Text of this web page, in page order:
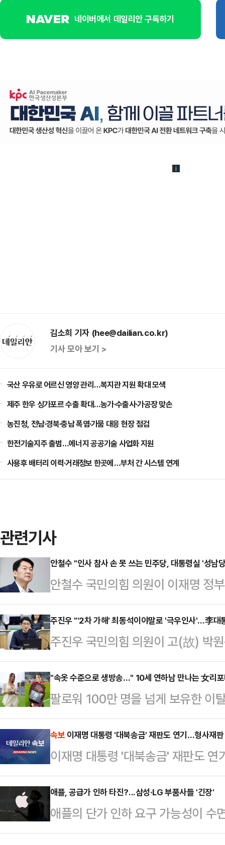
네이버에서 데일리안 구독하기
김소희 기자 (hee@dailian.co.kr)
기사 모아 보기 >
국산 우유로 어르신 영양 관리…복지관 지원 확대 모색
제주 한우 싱가포르 수출 확대…농가·수출사·가공장 맞손
농진청, 전남·경북·충남 폭염·가뭄 대응 현장 점검
한전기술지주 출범…에너지 공공기술 사업화 지원
사용후 배터리 이력·거래정보 한곳에…부처 간 시스템 연계
관련기사
안철수 "인사 참사 손 못 쓰는 민주당, 대통령실 '성남
안철수 국민의힘 의원이 이재명 정
사 손 못 쓰는 민주당, 대통령실은 '
의원은 22일 오전 페이스북을 통해
국 비호와 뒷수습밖에 없다"며 이
당의 모습이 처량하다"며 "계엄을
이 대통령의 통합행보라며 아부를
을 두고는 우물쭈물 이러지도 저러
다"고 지적했다.그러…
주진우 "'2차 가해' 최동석이야말로 '극우인사'…李대
주진우 국민의힘 의원이 고(故) 박
련해 '2차 가해 논란'을 일으킨 최동
극단 논란에 휩싸인 강준욱 국민통
향해 "인사 기준이 아예 없다"고 비
"최동석·강준욱을 임명함으로써 이
이 증명됐다"며 "강훈식 비서실장
를 알 법하다"고 지적했다.그는 "최
조건 권력자 입맛에 맞는…
"속옷 수준으로 생방송…" 10세 연하남 만나는 女리
팔로워 100만 명을 넘게 보유한 이
나의 과한 노출 의상이 화제의 중
에 따르면 엘레오노라 인카르도나
스타디움에서 열린 PSG와 바이에
착용했다.공개된 사진에 따르면 인
트와 브라톱 차림(사진 왼쪽)으로
셜미디어(SNS)에 공유돼 화제를
태의 상의 차림은 과하…
속보 이재명 대통령 '대북송금' 재판도 연기…형사재
이재명 대통령 '대북송금' 재판도
애플, 공급가 인하 타진?...삼성·LG 부품사들 '긴장'
애플의 단가 인하 요구 가능성이 수
사들이 촉각을 곤두세우고 있다. 가